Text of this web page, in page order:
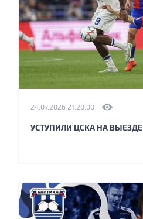
24.07.2026 21:20:00
УСТУПИЛИ ЦСКА НА ВЫЕЗДЕ